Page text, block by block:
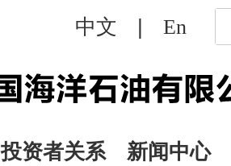
中文 | En
投资者关系 新闻中心